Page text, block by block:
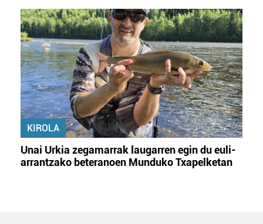
KIROLA
Unai Urkia zegamarrak laugarren egin du euli-
arrantzako beteranoen Munduko Txapelketan